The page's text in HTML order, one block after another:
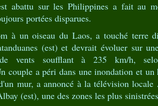
abattu sur les Philippines a fait au
portées disparues.
à un oiseau du Laos, a touché terre
(est) et devrait évoluer sur
de vents soufflant à 235 km/h,
couple a péri dans une inondation et un
mur, a annoncé à la télévision
(est), une des zones les plus